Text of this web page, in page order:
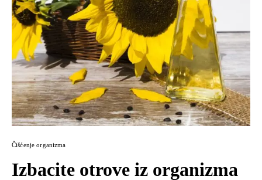
Čišćenje organizma
Izbacite otrove iz organizma